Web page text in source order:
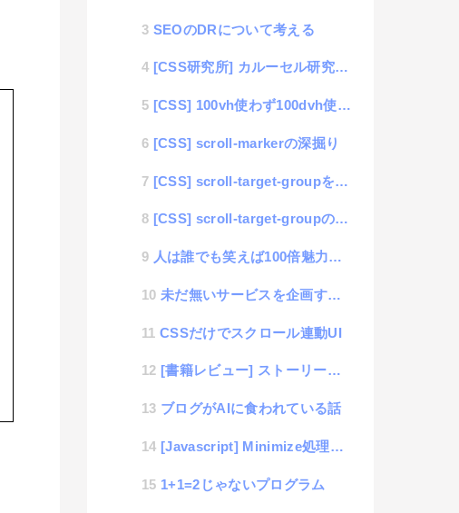
SEOのDRについて考える
[CSS研究所] カルーセル研究部「モーヤダ、Safariのアンカーリンク問題」
[CSS] 100vh使わず100dvh使う話
[CSS] scroll-markerの深掘り
[CSS] scroll-target-groupを深く知る
[CSS] scroll-target-groupのPolyFill完成！
人は誰でも笑えば100倍魅力的になる法則
未だ無いサービスを企画するシリーズ「目覚ましマッチングサービス」
CSSだけでスクロール連動UI
[書籍レビュー] ストーリーで覚える Claude Code開発ガイド
ブログがAIに食われている話
[Javascript] Minimize処理の落とし穴
1+1=2じゃないプログラム